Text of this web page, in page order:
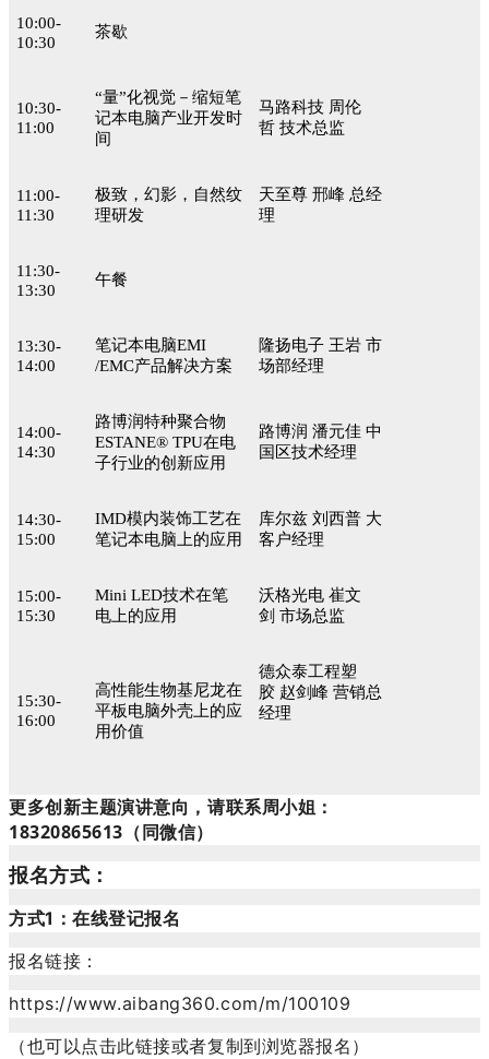
10:00-
10:30
茶歇
10:30-
11:00
“量”化视觉－缩短笔
记本电脑产业开发时
间
马路科技 周伦
哲 技术总监
11:00-
11:30
极致，幻影，自然纹
理研发
天至尊 邢峰 总经
理
11:30-
13:30
午餐
13:30-
14:00
笔记本电脑EMI
/EMC产品解决方案
隆扬电子 王岩 市
场部经理
14:00-
14:30
路博润特种聚合物
ESTANE® TPU在电
子行业的创新应用
路博润 潘元佳 中
国区技术经理
14:30-
15:00
IMD模内装饰工艺在
笔记本电脑上的应用
库尔兹 刘西普 大
客户经理
15:00-
15:30
Mini LED技术在笔
电上的应用
沃格光电 崔文
剑 市场总监
15:30-
16:00
高性能生物基尼龙在
平板电脑外壳上的应
用价值
德众泰工程塑
胶 赵剑峰 营销总
经理
更多创新主题演讲意向，请联系周小姐：
18320865613（同微信）
报名方式：
方式1：在线登记报名
报名链接：
https://www.aibang360.com/m/100109
（也可以点击此链接或者复制到浏览器报名）